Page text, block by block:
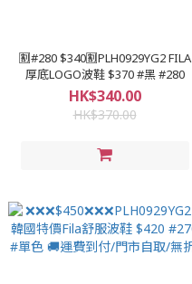
🈹#280 $340🈹PLH0929YG2 FILA
厚底LOGO波鞋 $370 #黑 #280
HK$340.00
HK$370.00